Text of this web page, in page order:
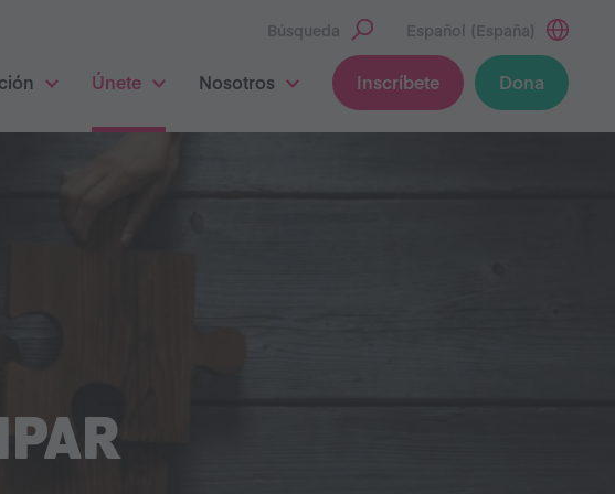
Búsqueda Español (España)
Únete Nosotros Inscríbete Dona